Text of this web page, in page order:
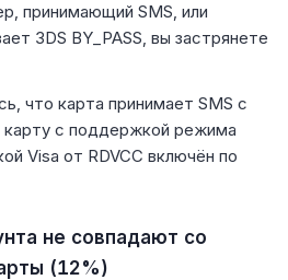
принимающий SMS, или
3DS BY_PASS, вы застрянете
что карта принимает SMS с
карту с поддержкой режима
Visa от RDVCC включён по
не совпадают со
(12%)